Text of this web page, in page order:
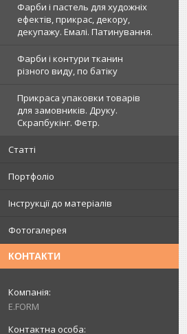
Фарби і пастель для художніх
ефектів, прикрас, декору,
декупажу. Емалі. Патинування.
Фарби і контури тканин
різного виду, по батіку
Прикраса упаковки товарів
для замовників. Друку.
Скрапбукінг. Фетр.
Статті
Портфоліо
Інструкції до матеріалів
Фотогалерея
КОНТАКТИ
E.FORM